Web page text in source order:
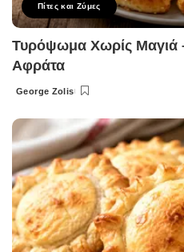
Πίτες και Ζύμες
Τυρόψωμα Χωρίς Μαγιά
Αφράτα
Posted
George Zolis